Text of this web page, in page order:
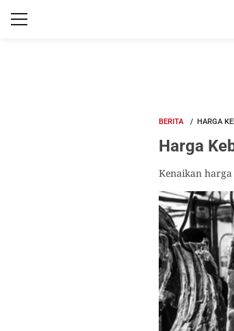
BERITA HARGA
Harga
Kenaikan